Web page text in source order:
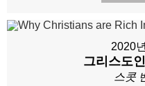
2020
그리스도
스콧